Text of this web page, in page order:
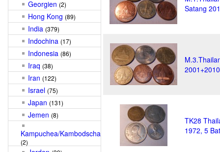
Georgien (2)
Hong Kong (89)
India (379)
Indochina (17)
Indonesia (86)
Iraq (38)
Iran (122)
Israel (75)
Japan (131)
Jemen (8)
Kampuchea/Kambodscha
(2)
Satang
TK28
1972, 5